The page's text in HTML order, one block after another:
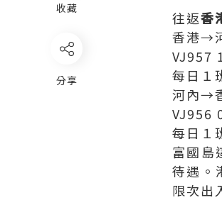
收藏
分享
往返香
香港→
VJ957
每日１
河內→
VJ956
每日１
富國島
待遇。
限次出